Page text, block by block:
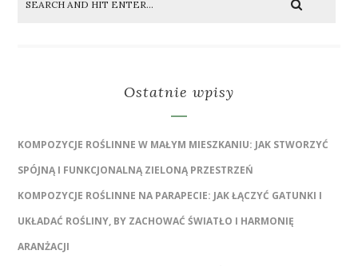
Ostatnie wpisy
KOMPOZYCJE ROŚLINNE W MAŁYM MIESZKANIU: JAK STWORZYĆ
SPÓJNĄ I FUNKCJONALNĄ ZIELONĄ PRZESTRZEŃ
KOMPOZYCJE ROŚLINNE NA PARAPECIE: JAK ŁĄCZYĆ GATUNKI I
UKŁADAĆ ROŚLINY, BY ZACHOWAĆ ŚWIATŁO I HARMONIĘ
ARANŻACJI